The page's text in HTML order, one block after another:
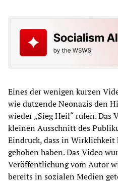
Eines der wenigen kurzen
wie dutzende Neonazis den
wieder „Sieg Heil“ rufen. Das
kleinen Ausschnitt des
Eindruck, dass in
gehoben haben. Das Video
Veröffentlichung vom Autor
bereits in sozialen Medien